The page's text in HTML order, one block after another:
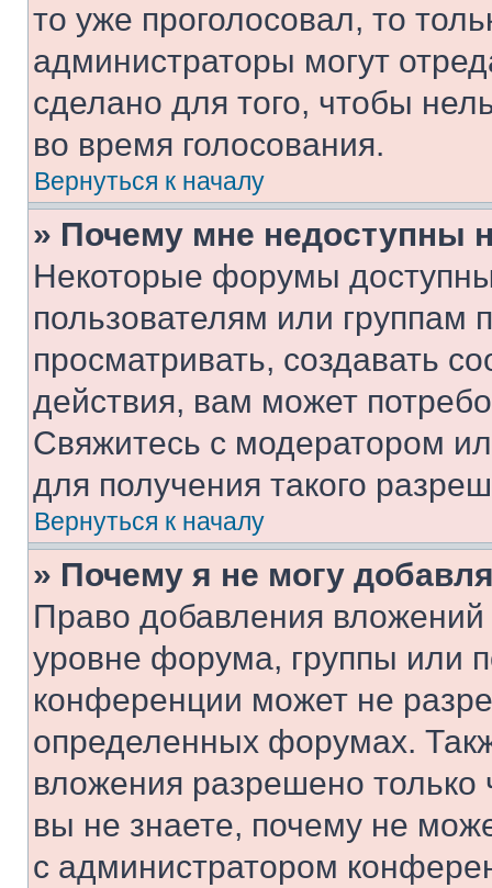
то уже проголосовал, то
администраторы могут
сделано для того, чтобы
во время голосования.
Вернуться к началу
» Почему мне недоступны
Некоторые форумы
пользователям или группам
просматривать, создавать
действия, вам может
Свяжитесь с модератором
для получения такого
Вернуться к началу
» Почему я не могу
Право добавления
уровне форума, группы или
конференции может не
определенных форумах.
вложения разрешено
вы не знаете, почему не
с администратором